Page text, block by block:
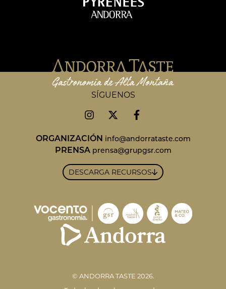
SÍGUENOS
ORGANIZACIÓN info@andorrataste.com
PRENSA prensa@grupgsr.com
DESCARGA RECURSOS
© ANDORRA TASTE 2026.